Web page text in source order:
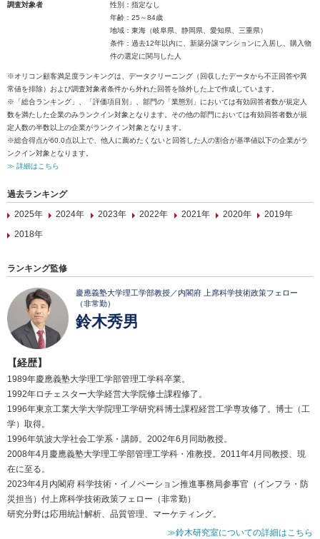
調査対象者
性別：指定なし
年齢：25～84歳
地域：東海（岐阜県、静岡県、愛知県、三重県）
条件：過去12年以内に、新築分譲マンションに入居し、購入物
件の選定に関与した人
※オリコン顧客満足度ランキングは、データクリーニング（回収したデータから不正回答や異
常値を排除）および調査対象者条件から外れた回答を除外した上で作成しています。
※「総合ランキング」、「評価項目別」、部門の「業態別」においては有効回答者数が規定人
数を満たした企業のみランクイン対象となります。その他の部門においては有効回答者数が規
定人数の半数以上の企業がランクイン対象となります。
※総合得点が60.0点以上で、他人に薦めたくないと回答した人の割合が基準値以下の企業がラ
ンクイン対象となります。
≫ 詳細はこちら
過去ランキング
2025年
2024年 2023年 2022年 2021年 2020年
2019年
2018年
ランキング監修
慶應義塾大学理工学部教授／内閣府 上席科学技術政策フェロー
（非常勤）
鈴木秀男
【経歴】
1989年慶應義塾大学理工学部管理工学科卒業。
1992年ロチェスター大学経営大学院修士課程修了。
1996年東京工業大学大学院理工学研究科博士課程経営工学専攻修了。博士（工
学）取得。
1996年筑波大学社会工学系・講師。2002年6月同助教授。
2008年4月慶應義塾大学理工学部管理工学科・准教授。2011年4月同教授、現
在に至る。
2023年4月内閣府 科学技術・イノベーション推進事務局参事官（インフラ・防
災担当）付上席科学技術政策フェロー（非常勤）
研究分野は応用統計解析、品質管理、マーケティング。
≫鈴木研究室についての詳細はこちら